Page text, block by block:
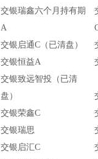
交银瑞鑫六个月持有期
A
交银启通C（已清盘）
交银恒益A
交银致远智投（已清
盘）
交银荣鑫C
交银瑞思
交银启汇C